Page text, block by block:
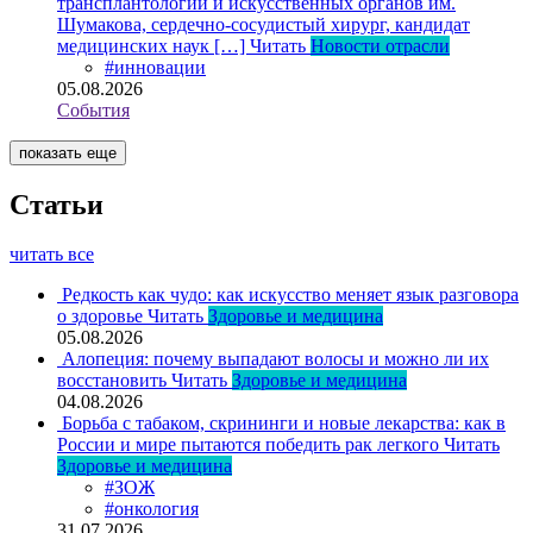
Шумакова, сердечно-сосудистый хирург, кандидат
медицинских наук […] Читать Новости отрасли
#инновации
05.08.2026
События
показать еще
Статьи
читать все
Редкость как чудо: как искусство меняет язык разговора
о здоровье Читать Здоровье и медицина
05.08.2026
Алопеция: почему выпадают волосы и можно ли их
восстановить Читать Здоровье и медицина
04.08.2026
Борьба с табаком, скрининги и новые лекарства: как в
России и мире пытаются победить рак легкого Читать
Здоровье и медицина
#ЗОЖ
#онкология